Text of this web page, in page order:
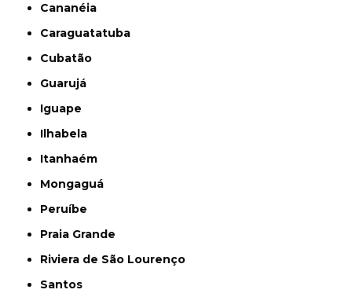
Cananéia
Caraguatatuba
Cubatão
Guarujá
Iguape
Ilhabela
Itanhaém
Mongaguá
Peruíbe
Praia Grande
Riviera de São Lourenço
Santos